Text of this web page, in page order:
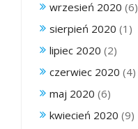
wrzesień 2020 (6)
sierpień 2020 (1)
lipiec 2020 (2)
czerwiec 2020 (4)
maj 2020 (6)
kwiecień 2020 (9)